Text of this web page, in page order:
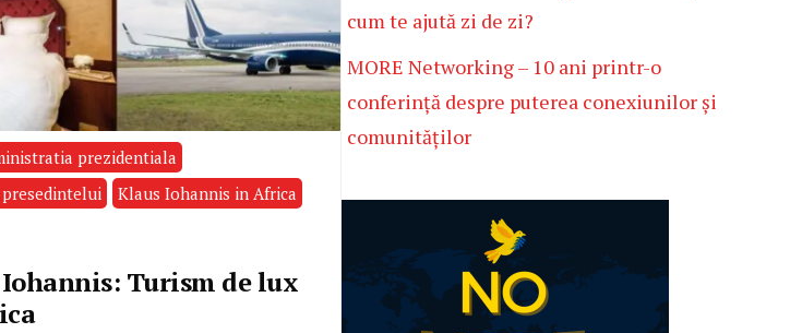
prezidentiala
Klaus Iohannis in Africa
Turism de lux
cum te ajută zi de zi?
MORE Networking – 10 ani printr-o
conferință despre puterea conexiunilor și
comunităților